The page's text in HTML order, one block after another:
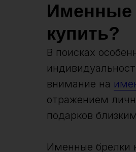
Именные
купить?
В поисках
внимание на
отражением
подарков
Именные брелки